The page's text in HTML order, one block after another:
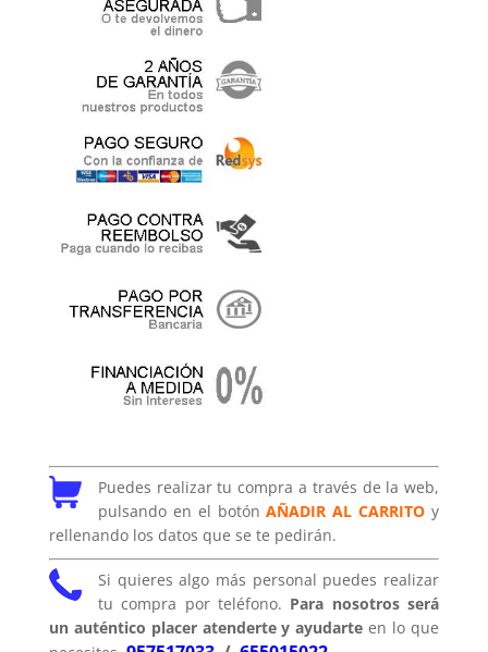
Puedes realizar tu compra a través de la web,
pulsando en el botónAÑADIR AL CARRITO y
rellenando los datos que se te pedirán.
Si quieres algo más personal puedes realizar
tu compra por teléfono. Para nosotros será
un auténtico placer atenderte y ayudarte en lo que